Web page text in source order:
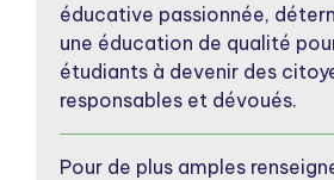
éducative passionnée,
une éducation de qualité
étudiants à devenir des
responsables et dévoués.
Pour de plus amples